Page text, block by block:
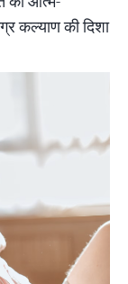
कल्याण की दिशा